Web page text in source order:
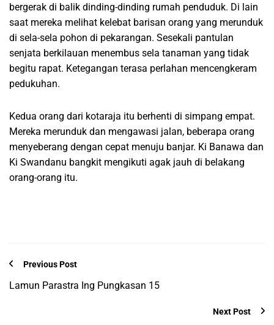
bergerak di balik dinding-dinding rumah penduduk. Di lain
saat mereka melihat kelebat barisan orang yang merunduk
di sela-sela pohon di pekarangan. Sesekali pantulan
senjata berkilauan menembus sela tanaman yang tidak
begitu rapat. Ketegangan terasa perlahan mencengkeram
pedukuhan.
Kedua orang dari kotaraja itu berhenti di simpang empat.
Mereka merunduk dan mengawasi jalan, beberapa orang
menyeberang dengan cepat menuju banjar. Ki Banawa dan
Ki Swandanu bangkit mengikuti agak jauh di belakang
orang-orang itu.
Previous Post
Lamun Parastra Ing Pungkasan 15
Next Post